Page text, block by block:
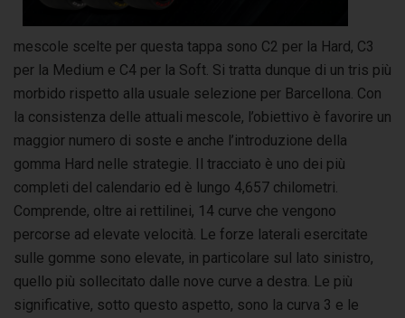
mescole scelte per questa tappa sono C2 per la Hard, C3
per la Medium e C4 per la Soft. Si tratta dunque di un tris più
morbido rispetto alla usuale selezione per Barcellona. Con
la consistenza delle attuali mescole, l’obiettivo è favorire un
maggior numero di soste e anche l’introduzione della
gomma Hard nelle strategie.
Il tracciato è uno dei più
completi del calendario ed è lungo 4,657 chilometri.
Comprende, oltre ai rettilinei, 14 curve che vengono
percorse ad elevate velocità. Le forze laterali esercitate
sulle gomme sono elevate, in particolare sul lato sinistro,
quello più sollecitato dalle nove curve a destra. Le più
significative, sotto questo aspetto, sono la curva 3 e le